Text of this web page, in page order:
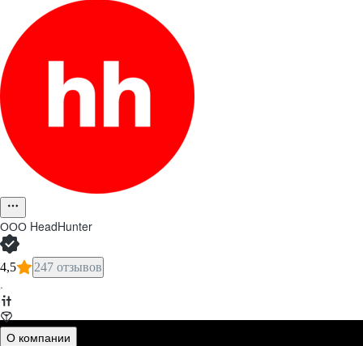
ООО HeadHunter
4,5 247 отзывов
·
О компании